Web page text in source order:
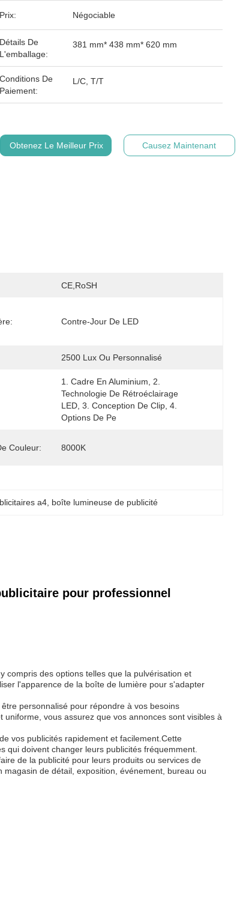
Prix: Négociable
Détails De
L'emballage:
381 mm* 438 mm* 620 mm
Conditions De
Paiement:
L/C, T/T
Obtenez Le Meilleur Prix Causez Maintenant
CE,RoSH
Contre-Jour De LED
2500 Lux Ou Personnalisé
1. Cadre En Aluminium, 2.
Technologie De Rétroéclairage
LED, 3. Conception De Clip, 4.
Options De Pe
Couleur: 8000K
a4 boîte lumineuse de publicité
pour professionnel
compris des options telles que la pulvérisation et
l'apparence de la boîte de lumière pour s'adapter
personnalisé pour répondre à vos besoins
vous assurez que vos annonces sont visibles à
vos publicités rapidement et facilement.Cette
qui doivent changer leurs publicités fréquemment.
de la publicité pour leurs produits ou services de
de détail, exposition, événement, bureau ou